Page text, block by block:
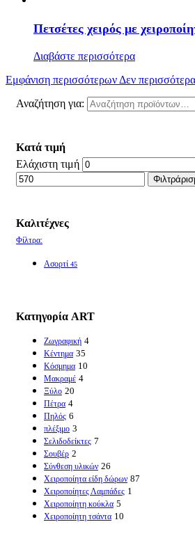
Πετσέτες χειρός με
Διαβάστε περισσότερα
Εμφάνιση περισσότερων Δεν
Αναζήτηση για:
Κατά τιμή
Ελάχιστη τιμή
Καλιτέχνες
Φίλτρα:
Ασορτί 45
Κατηγορία ART
Ζωγραφική 4
Κέντημα 35
Κόσμημα 10
Μακραμέ 4
Ξύλο 20
Πέτρα 4
Πηλός 6
πλέξιμο 3
Σελιδοδείκτες 7
Σουβέρ 2
Σύνθεση υλικών 26
Χειροποίητα είδη δώρων 87
Χειροποίητες Λαμπάδες 1
Χειροποίητη κούκλα 5
Χειροποίητη τσάντα 10